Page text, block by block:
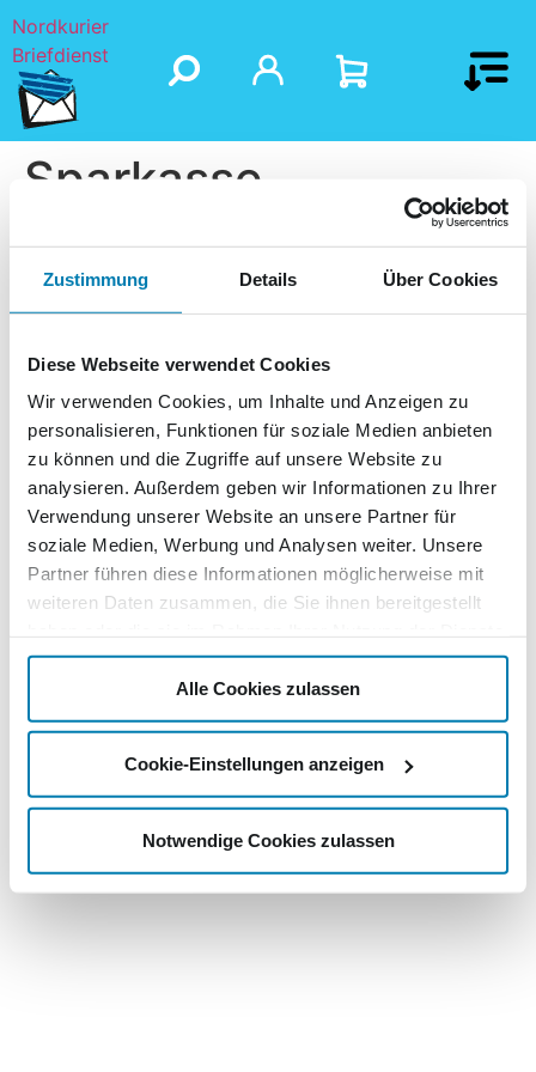
Zustimmung Details Über Cookies
Diese Webseite verwendet Cookies
Wir verwenden Cookies, um Inhalte und Anzeigen zu
personalisieren, Funktionen für soziale Medien anbieten
zu können und die Zugriffe auf unsere Website zu
analysieren. Außerdem geben wir Informationen zu Ihrer
Verwendung unserer Website an unsere Partner für
soziale Medien, Werbung und Analysen weiter. Unsere
Partner führen diese Informationen möglicherweise mit
weiteren Daten zusammen, die Sie ihnen bereitgestellt
gesammelt haben.
Alle Cookies zulassen
Cookie-Einstellungen anzeigen
Notwendige Cookies zulassen
Nordkurier
Briefdienst
Sparkasse
Uckermark